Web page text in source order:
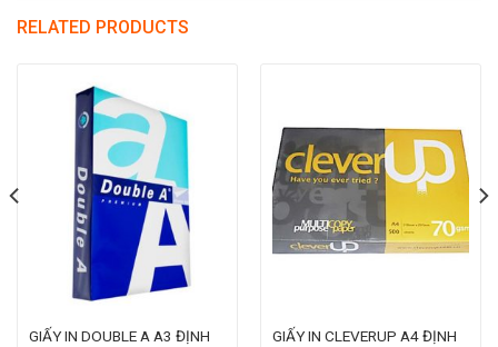
RELATED PRODUCTS
GIẤY IN DOUBLE A A3 ĐỊNH
GIẤY IN CLEVERUP A4 ĐỊNH